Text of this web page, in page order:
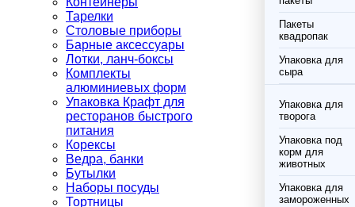
Тарелки
Столовые приборы
Барные аксессуары
Лотки, ланч-боксы
Комплекты
алюминиевых форм
Упаковка Крафт для
ресторанов быстрого
питания
Корексы
Ведра, банки
Бутылки
Наборы посуды
Тортницы
Пакеты
квадропак
Упаковка для
сыра
Упаковка для
творога
Упаковка под
корм для
животных
Упаковка для
замороженных